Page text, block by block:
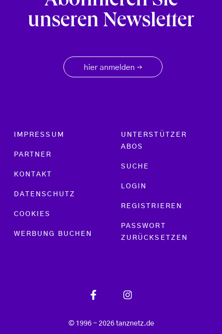
unseren Newsletter
hier anmelden →
Footer menu
IMPRESSUM
PARTNER
KONTAKT
DATENSCHUTZ
COOKIES
WERBUNG BUCHEN
UNTERSTÜTZER
ABOS
SUCHE
LOGIN
REGISTRIEREN
PASSWORT
ZURÜCKSETZEN
© 1996 - 2026 tanznetz.de